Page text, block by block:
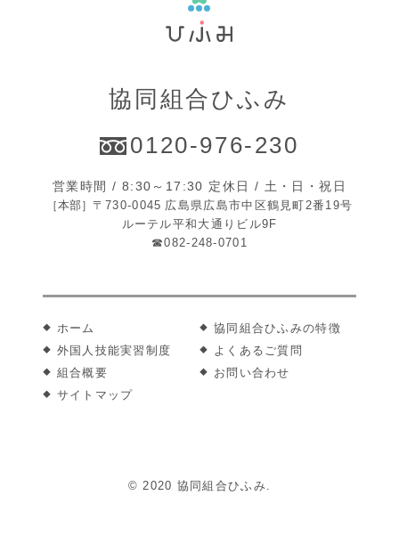
協同組合ひふみ
0120-976-230
営業時間 / 8:30～17:30 定休日 / 土・日・祝日
［本部］ 〒730-0045 広島県広島市中区鶴見町2番19号
ルーテル平和大通りビル9F
☎082-248-0701
ホーム
協同組合ひふみの特徴
外国人技能実習制度
よくあるご質問
組合概要
お問い合わせ
サイトマップ
© 2020 協同組合ひふみ.